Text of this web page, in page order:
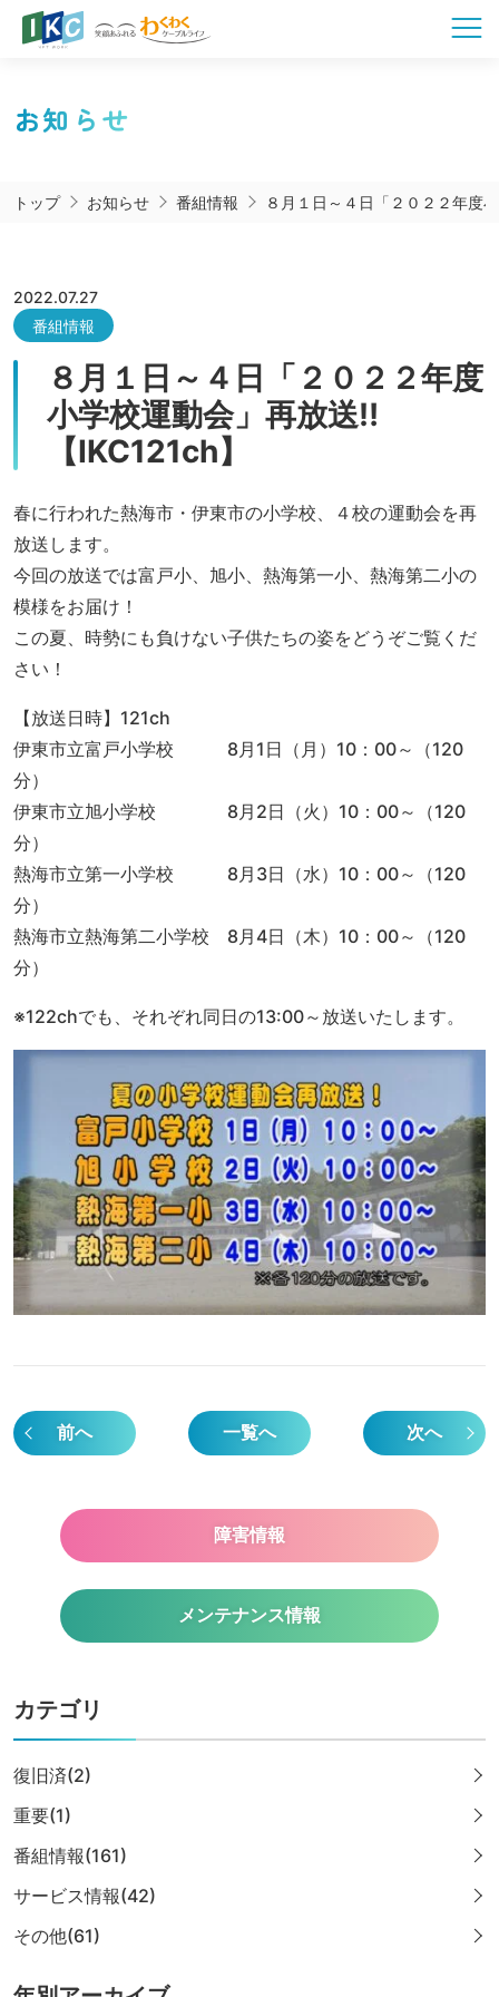
お知らせ
トップ お知らせ 番組情報 ８月１日～４日「２０２２年度
2022.07.27
番組情報
８月１日～４日「２０２２年度
小学校運動会」再放送‼
【IKC121ch】
春に行われた熱海市・伊東市の小学校、４校の運動会を再
放送します。
今回の放送では富戸小、旭小、熱海第一小、熱海第二小の
模様をお届け！
この夏、時勢にも負けない子供たちの姿をどうぞご覧くだ
さい！
【放送日時】121ch
伊東市立富戸小学校 8月1日（月）10：00～（120
分）
伊東市立旭小学校 8月2日（火）10：00～（120
分）
熱海市立第一小学校 8月3日（水）10：00～（120
分）
熱海市立熱海第二小学校 8月4日（木）10：00～（120
分）
※122chでも、それぞれ同日の13:00～放送いたします。
前へ 一覧へ 次へ
障害情報
メンテナンス情報
カテゴリ
復旧済(2)
重要(1)
番組情報(161)
サービス情報(42)
その他(61)